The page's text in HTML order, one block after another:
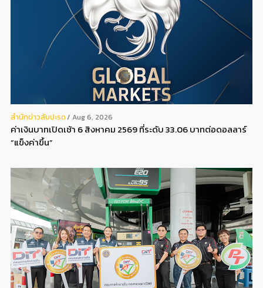
สํานักข่าวสับปะรด Aug 6, 2026
ค่าเงินบาทเปิดเช้า 6 สิงหาคม 2569 ที่ระดับ 33.06 บาทต่อดอลลาร์
“แข็งค่าขึ้น”